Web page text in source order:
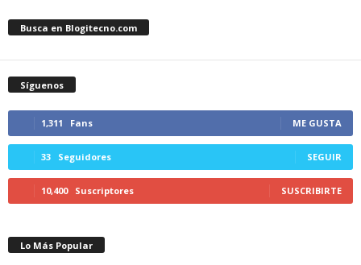
Busca en Blogitecno.com
Síguenos
1,311 Fans ME GUSTA
33 Seguidores SEGUIR
10,400 Suscriptores SUSCRIBIRTE
Lo Más Popular